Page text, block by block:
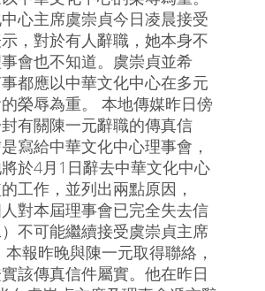
心主席虞崇貞今日凌晨接受
，對於有人辭職，她本身不
會也不知道。虞崇貞並希
都應以中華文化中心在多元
榮辱為重。 本地傳媒昨日傍
有關陳一元辭職的傳真信
寫給中華文化中心理事會，
於4月1日辭去中華文化中心
工作，並列出兩點原因，
人對本屆理事會已完全失去信
不可能繼續接受虞崇貞主席
本報昨晚與陳一元取得聯絡，
該傳真信件屬實。他在昨日